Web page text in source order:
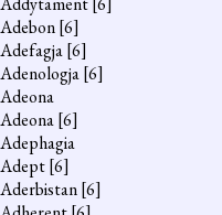
Adebon[6]
Adefagja[6]
Adenologja[6]
Adeona
Adeona[6]
Adephagia
Adept[6]
Aderbistan[6]